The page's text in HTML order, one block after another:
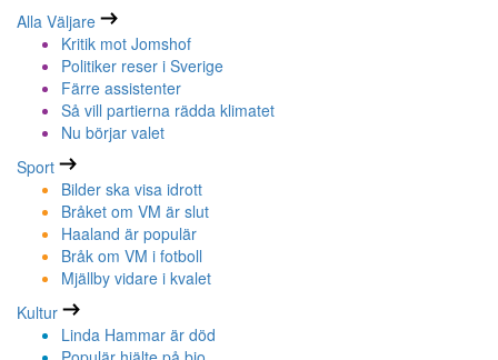
Alla Väljare
Kritik mot Jomshof
Politiker reser i Sverige
Färre assistenter
Så vill partierna rädda klimatet
Nu börjar valet
Sport
Bilder ska visa idrott
Bråket om VM är slut
Haaland är populär
Bråk om VM i fotboll
Mjällby vidare i kvalet
Kultur
Linda Hammar är död